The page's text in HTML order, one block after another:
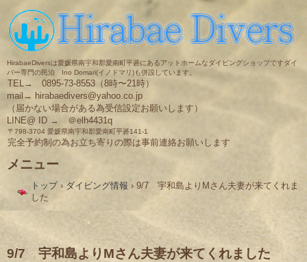
HirabaeDiversは愛媛県南宇和郡愛南町平碆にあるアットホームなダイビングショップですダイ
バー専門の民泊 Ino Domari(イノドマリ)も併設しています。
TEL→ 0895-73-8553（8時〜21時）
mail→ hirabaedivers@yahoo.co.jp
（届かない場合がある為受信設定お願いします）
LINE@ ID → ＠elh4431q
〒798-3704 愛媛県南宇和郡愛南町平碆141-1
完全予約制の為お立ち寄りの際は事前連絡お願いします
メニュー
ン
ス
キ
トップ › ダイビング情報 › 9/7 宇和島よりMさん夫妻が来てくれま
した
9/7 宇和島よりMさん夫妻が来てくれました